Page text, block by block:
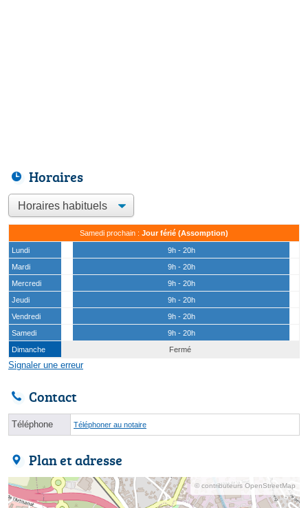
Horaires
Samedi prochain : Jour férié (Assomption)
Lundi
9h - 20h
Mardi
9h - 20h
Mercredi
9h - 20h
Jeudi
9h - 20h
Vendredi
9h - 20h
Samedi
9h - 20h
Dimanche
Fermé
Signaler une erreur
Contact
Téléphone Téléphoner au notaire
Plan et adresse
© contributeurs OpenStreetMap